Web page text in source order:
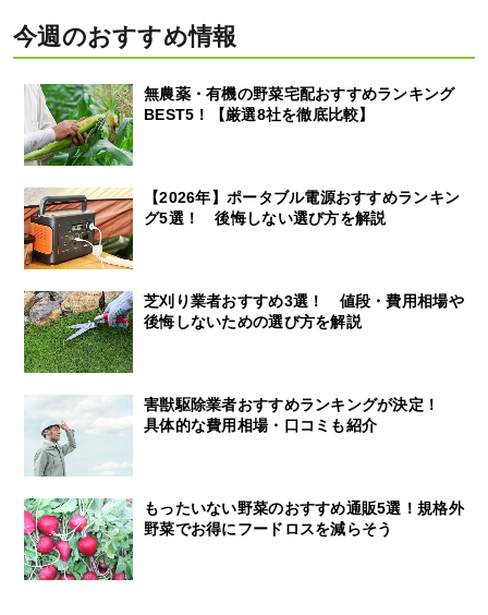
今週のおすすめ情報
無農薬・有機の野菜宅配おすすめランキング
BEST5！【厳選8社を徹底比較】
【2026年】ポータブル電源おすすめランキン
グ5選！ 後悔しない選び方を解説
芝刈り業者おすすめ3選！ 値段・費用相場や
後悔しないための選び方を解説
害獣駆除業者おすすめランキングが決定！
具体的な費用相場・口コミも紹介
もったいない野菜のおすすめ通販5選！規格外
野菜でお得にフードロスを減らそう